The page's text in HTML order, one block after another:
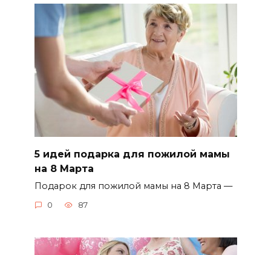
5 идей подарка для пожилой мамы
на 8 Марта
Подарок для пожилой мамы на 8 Марта —
0 87